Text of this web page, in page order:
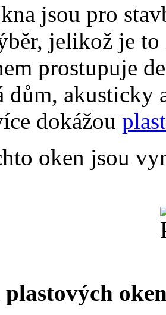
jsou pro
jelikož je
prostupuje
dům, akusticky
dokážou
oken jsou